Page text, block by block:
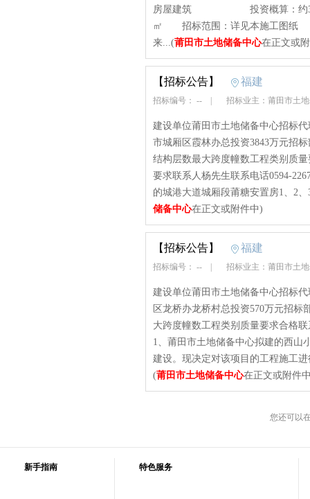
房屋建筑 投资概算：约3843
㎡ 招标范围：详见本施工图
来...(莆田市土地储备中心在正文或
【招标公告】 福建
招标编号： -- 招标业主：莆田市土
建设单位莆田市土地储备中心招标
市城厢区霞林办总投资3843万元招
结构层数最大跨度幢数工程类别质
要求联系人杨先生联系电话0594-
的城港大道城厢段莆糖安置房1、2
储备中心在正文或附件中)
【招标公告】 福建
招标编号： -- 招标业主：莆田市土
建设单位莆田市土地储备中心招标
区龙桥办龙桥村总投资570万元招
大跨度幢数工程类别质量要求合格
1、莆田市土地储备中心拟建的西山
建设。现决定对该项目的工程施工
(莆田市土地储备中心在正文或附件
您还可以
新手指南 特色服务